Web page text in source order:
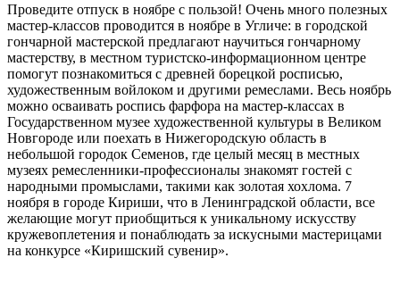
Проведите отпуск в ноябре с пользой! Очень много полезных
мастер-классов проводится в ноябре в Угличе: в городской
гончарной мастерской предлагают научиться гончарному
мастерству, в местном туристско-информационном центре
помогут познакомиться с древней борецкой росписью,
художественным войлоком и другими ремеслами. Весь ноябрь
можно осваивать роспись фарфора на мастер-классах в
Государственном музее художественной культуры в Великом
Новгороде или поехать в Нижегородскую область в
небольшой городок Семенов, где целый месяц в местных
музеях ремесленники-профессионалы знакомят гостей с
народными промыслами, такими как золотая хохлома. 7
ноября в городе Кириши, что в Ленинградской области, все
желающие могут приобщиться к уникальному искусству
кружевоплетения и понаблюдать за искусными мастерицами
на конкурсе «Киришский сувенир».